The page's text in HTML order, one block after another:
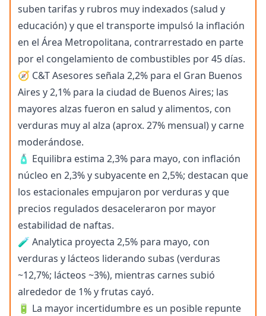
suben tarifas y rubros muy indexados (salud y
educación) y que el transporte impulsó la inflación
en el Área Metropolitana, contrarrestado en parte
por el congelamiento de combustibles por 45 días.
🧭 C&T Asesores señala 2,2% para el Gran Buenos
Aires y 2,1% para la ciudad de Buenos Aires; las
mayores alzas fueron en salud y alimentos, con
verduras muy al alza (aprox. 27% mensual) y carne
moderándose.
🧴 Equilibra estima 2,3% para mayo, con inflación
núcleo en 2,3% y subyacente en 2,5%; destacan que
los estacionales empujaron por verduras y que
precios regulados desaceleraron por mayor
estabilidad de naftas.
🧪 Analytica proyecta 2,5% para mayo, con
verduras y lácteos liderando subas (verduras
~12,7%; lácteos ~3%), mientras carnes subió
alrededor de 1% y frutas cayó.
🔋 La mayor incertidumbre es un posible repunte